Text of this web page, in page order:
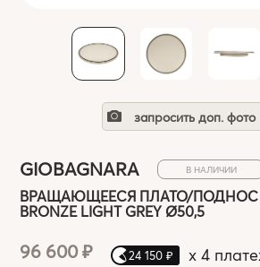
запросить доп. фото
GIOBAGNARA В НАЛИЧИИ
ВРАЩАЮЩЕЕСЯ ПЛАТО/ПОДНОС
BRONZE LIGHT GREY Ø50,5
96 600 ₽ 24 150 ₽ x 4